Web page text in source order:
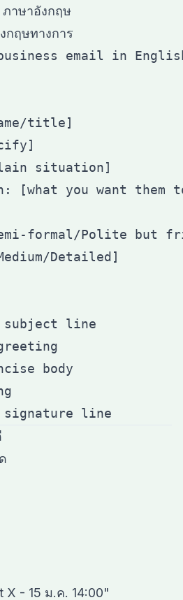
ภาษาอังกฤษ
กฤษทางการ
email in
title]
situation]
[what you want them
formal/Polite but
Detailed]
subject line
body
- 15 ม.ค. 14:00"